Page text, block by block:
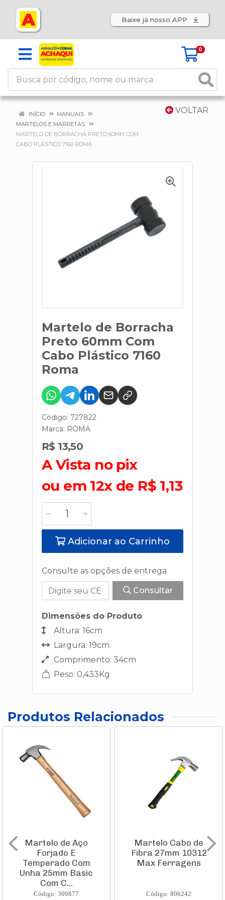
Baixe já nosso APP
0
VOLTAR
INÍCIO
MANUAIS
MARTELOS E MARRETAS
MARTELO DE BORRACHA PRETO 60MM COM
CABO PLÁSTICO 7160 ROMA
Martelo de Borracha
Preto 60mm Com
Cabo Plástico 7160
Roma
Código: 727822
Marca: ROMA
R$ 13,50
A Vista no pix
ou em 12x de R$ 1,13
Adicionar ao Carrinho
Consulte as opções de entrega
Consultar
Dimensões do Produto
Altura: 16cm
Largura: 19cm
Comprimento: 34cm
Peso: 0,433Kg
Produtos Relacionados
Martelo de Aço
Forjado E
Temperado Com
Unha 25mm Basic
Com C...
Código: 309877
Martelo Cabo de
Fibra 27mm 10312
Max Ferragens
Código: 806242